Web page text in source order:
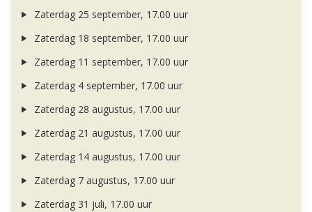
Zaterdag 25 september, 17.00 uur
Zaterdag 18 september, 17.00 uur
Zaterdag 11 september, 17.00 uur
Zaterdag 4 september, 17.00 uur
Zaterdag 28 augustus, 17.00 uur
Zaterdag 21 augustus, 17.00 uur
Zaterdag 14 augustus, 17.00 uur
Zaterdag 7 augustus, 17.00 uur
Zaterdag 31 juli, 17.00 uur